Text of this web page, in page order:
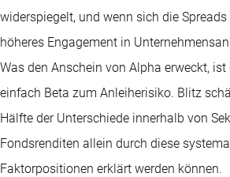
widerspiegelt, und wenn sich die
höheres Engagement in
Was den Anschein von Alpha erweckt,
einfach Beta zum Anleiherisiko. Blitz
Hälfte der Unterschiede innerhalb von
Fondsrenditen allein durch diese
Faktorpositionen erklärt werden können.